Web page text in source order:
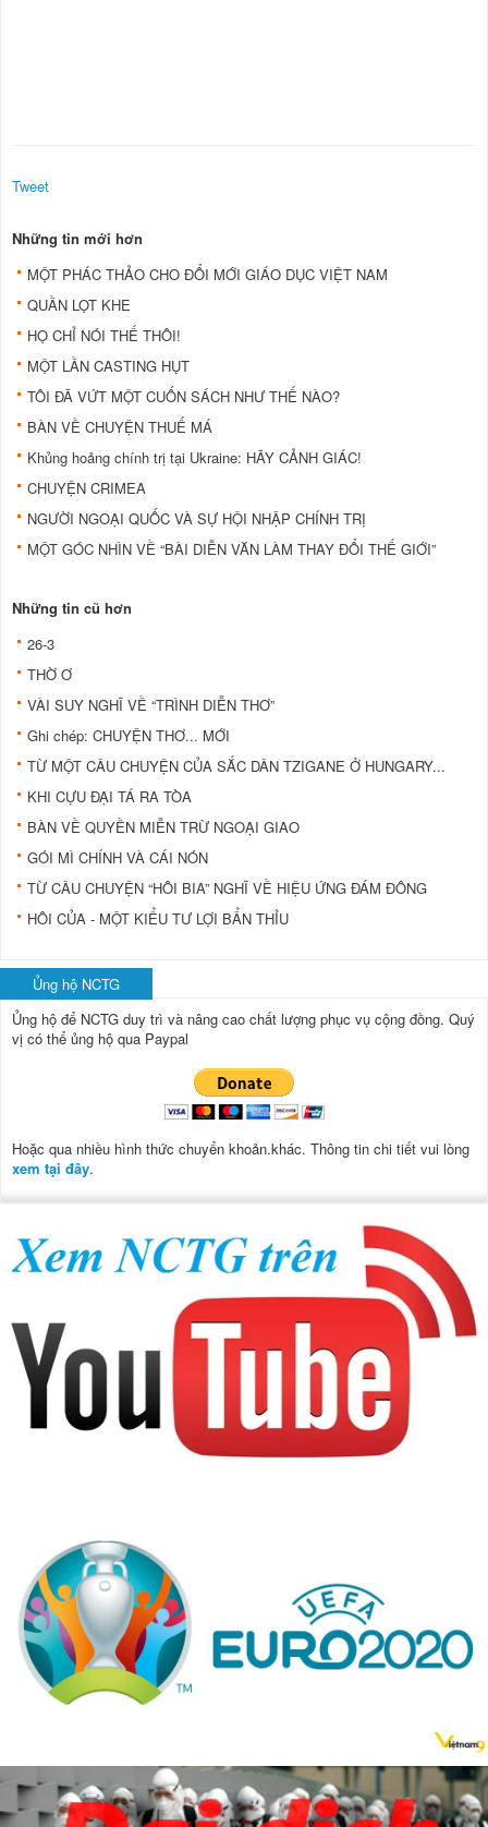
Tweet
Những tin mới hơn
MỘT PHÁC THẢO CHO ĐỔI MỚI GIÁO DỤC VIỆT NAM
QUẦN LỌT KHE
HỌ CHỈ NÓI THẾ THÔI!
MỘT LẦN CASTING HỤT
TÔI ĐÃ VỨT MỘT CUỐN SÁCH NHƯ THẾ NÀO?
BÀN VỀ CHUYỆN THUẾ MÁ
Khủng hoảng chính trị tại Ukraine: HÃY CẢNH GIÁC!
CHUYỆN CRIMEA
NGƯỜI NGOẠI QUỐC VÀ SỰ HỘI NHẬP CHÍNH TRỊ
MỘT GÓC NHÌN VỀ “BÀI DIỄN VĂN LÀM THAY ĐỔI THẾ GIỚI”
Những tin cũ hơn
26-3
THỜ Ơ
VÀI SUY NGHĨ VỀ “TRÌNH DIỄN THƠ”
Ghi chép: CHUYỆN THƠ... MỚI
TỪ MỘT CÂU CHUYỆN CỦA SẮC DÂN TZIGANE Ở HUNGARY...
KHI CỰU ĐẠI TÁ RA TÒA
BÀN VỀ QUYỀN MIỄN TRỪ NGOẠI GIAO
GÓI MÌ CHÍNH VÀ CÁI NÓN
TỪ CÂU CHUYỆN “HÔI BIA” NGHĨ VỀ HIỆU ỨNG ĐÁM ĐÔNG
HÔI CỦA - MỘT KIỂU TƯ LỢI BẨN THỈU
Ủng hộ NCTG
Ủng hộ để NCTG duy trì và nâng cao chất lượng phục vụ cộng đồng. Quý
vị có thể ủng hộ qua Paypal
Hoặc qua nhiều hình thức chuyển khoản.khác. Thông tin chi tiết vui lòng
xem tại đây.